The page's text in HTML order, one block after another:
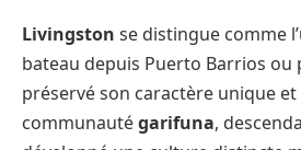
Livingston se distingue comme
bateau depuis Puerto Barrios
préservé son caractère unique
communautégarifuna,